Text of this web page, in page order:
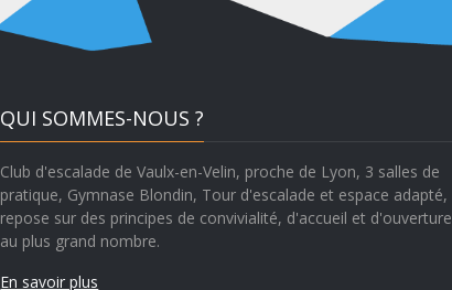
QUI SOMMES-NOUS ?
Club d'escalade de Vaulx-en-Velin, proche de Lyon, 3 salles de
pratique, Gymnase Blondin, Tour d'escalade et espace adapté,
repose sur des principes de convivialité, d'accueil et d'ouverture
au plus grand nombre.
En savoir plus